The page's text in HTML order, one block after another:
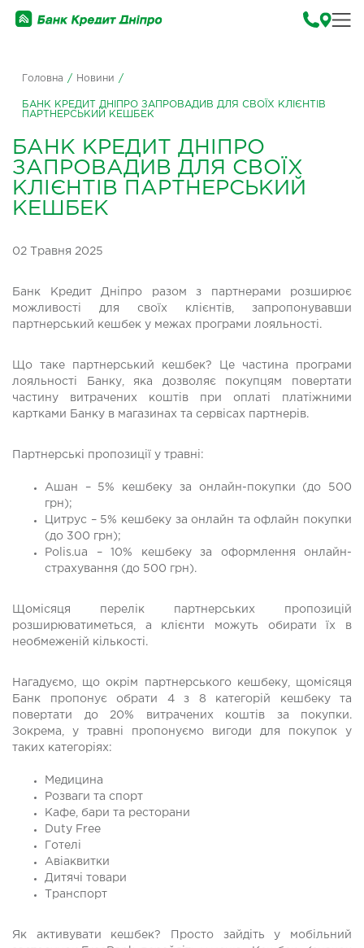
Головна / Новини /
БАНК КРЕДИТ ДНІПРО ЗАПРОВАДИВ ДЛЯ СВОЇХ КЛІЄНТІВ
ПАРТНЕРСЬКИЙ КЕШБЕК
БАНК КРЕДИТ ДНІПРО
ЗАПРОВАДИВ ДЛЯ СВОЇХ
КЛІЄНТІВ ПАРТНЕРСЬКИЙ
КЕШБЕК
02 Травня 2025
Банк Кредит Дніпро разом з партнерами розширює
можливості для своїх клієнтів, запропонувавши
партнерський кешбек у межах програми лояльності.
Що таке партнерський кешбек? Це частина програми
лояльності Банку, яка дозволяє покупцям повертати
частину витрачених коштів при оплаті платіжними
картками Банку в магазинах та сервісах партнерів.
Партнерські пропозиції у травні:
Ашан – 5% кешбеку за онлайн-покупки (до 500
грн);
Цитрус – 5% кешбеку за онлайн та офлайн покупки
(до 300 грн);
Polis.ua – 10% кешбеку за оформлення онлайн-
страхування (до 500 грн).
Щомісяця перелік партнерських пропозицій
розширюватиметься, а клієнти можуть обирати їх в
необмеженій кількості.
Нагадуємо, що окрім партнерського кешбеку, щомісяця
Банк пропонує обрати 4 з 8 категорій кешбеку та
повертати до 20% витрачених коштів за покупки.
Зокрема, у травні пропонуємо вигоди для покупок у
таких категоріях:
Медицина
Розваги та спорт
Кафе, бари та ресторани
Duty Free
Готелі
Авіаквитки
Дитячі товари
Транспорт
Як активувати кешбек? Просто зайдіть у мобільний